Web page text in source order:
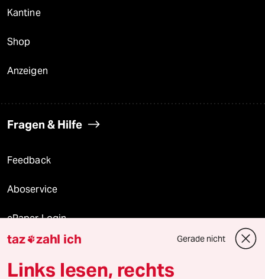
Kantine
Shop
Anzeigen
Fragen & Hilfe
Feedback
Aboservice
ePaper Login
Downloads für Abonnierende
taz zahl ich Gerade nicht
Links lesen, rechts